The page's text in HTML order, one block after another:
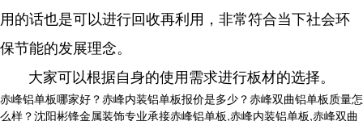
用的话也是可以进行回收再利用，非常符合当下社会环
保节能的发展理念。
大家可以根据自身的使用需求进行板材的选择。
赤峰铝单板哪家好？赤峰内装铝单板报价是多少？赤峰双曲铝单板质量怎
么样？沈阳彬锋金属装饰专业承接赤峰铝单板,赤峰内装铝单板,赤峰双曲